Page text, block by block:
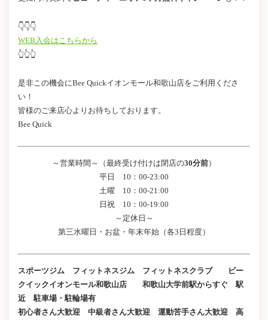
👇👇👇
WEB入会はこちらから
👆👆👆
是非この機会にBee Quickイオンモール和歌山店をご利用くださ
い！
皆様のご来店心よりお待ちしております。
Bee Quick
～営業時間～（最終受け付けは閉店の30分前）
平日 10：00-23:00
土曜 10：00-21:00
日祝 10：00-19:00
～定休日～
第三水曜日・お盆・年末年始（各3日程度）
スポーツジム フィットネスジム フィットネスクラブ ビー
クイックイオンモール和歌山店 和歌山大学前駅からすぐ 駅
近 駐車場・駐輪場有
初心者さん大歓迎 中級者さん大歓迎 運動苦手さん大歓迎 高